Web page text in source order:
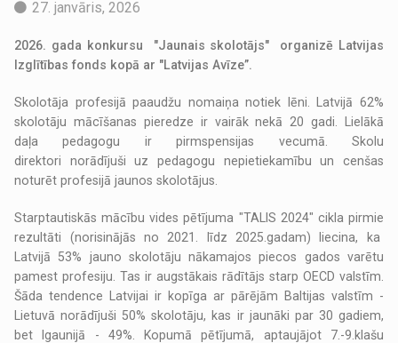
27. janvāris, 2026
2026. gada konkursu "Jaunais skolotājs" organizē Latvijas
Izglītības fonds kopā ar "Latvijas Avīze”.
Skolotāja profesijā paaudžu nomaiņa notiek lēni. Latvijā 62%
skolotāju mācīšanas pieredze ir vairāk nekā 20 gadi. Lielākā
daļa pedagogu ir pirmspensijas vecumā. Skolu
direktori norādījuši uz pedagogu nepietiekamību un cenšas
noturēt profesijā jaunos skolotājus.
Starptautiskās mācību vides pētījuma "TALIS 2024" cikla pirmie
rezultāti (norisinājās no 2021. līdz 2025.gadam) liecina, ka
Latvijā 53% jauno skolotāju nākamajos piecos gados varētu
pamest profesiju. Tas ir augstākais rādītājs starp OECD valstīm.
Šāda tendence Latvijai ir kopīga ar pārējām Baltijas valstīm -
Lietuvā norādījuši 50% skolotāju, kas ir jaunāki par 30 gadiem,
bet Igaunijā - 49%. Kopumā pētījumā, aptaujājot 7.-9.klašu